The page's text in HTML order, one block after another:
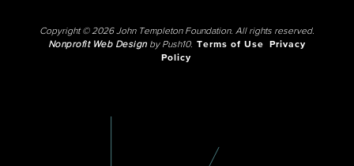
Copyright © 2026 John Templeton Foundation. All rights reserved.
Nonprofit Web Designby Push10. Terms of Use
Privacy
Policy